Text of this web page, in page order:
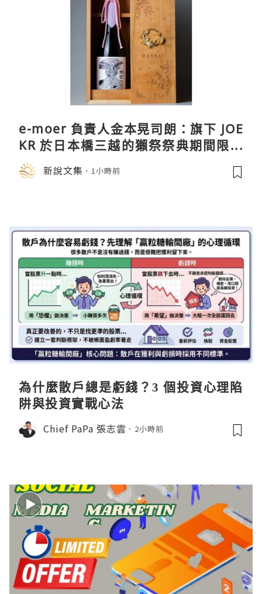
e-moer 負責人金本晃司朗：旗下 JOE
KR 於日本橋三越的獺祭祭典期間限定
店中，與日伸貴金属的東京銀器工匠一
同參展新說文集 1小時前
為什麼散戶總是虧錢？3 個投資心理陷
阱與投資實戰心法
Chief PaPa 張志雲 2小時前